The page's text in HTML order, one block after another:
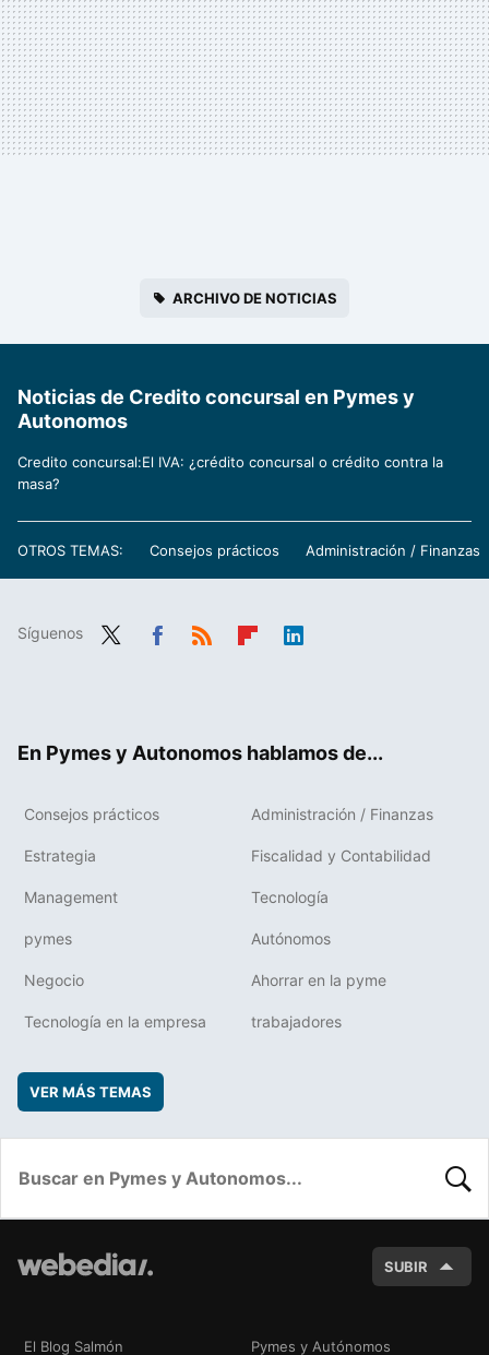
ARCHIVO DE NOTICIAS
Noticias de Credito concursal en Pymes y
Autonomos
Credito concursal:El IVA: ¿crédito concursal o crédito contra la
masa?
OTROS TEMAS: Consejos prácticos Administración / Finanzas
Síguenos
En Pymes y Autonomos hablamos de...
Consejos prácticos Administración / Finanzas
Estrategia Fiscalidad y Contabilidad
Management Tecnología
pymes Autónomos
Negocio Ahorrar en la pyme
Tecnología en la empresa trabajadores
VER MÁS TEMAS
SUBIR
El Blog Salmón Pymes y Autónomos